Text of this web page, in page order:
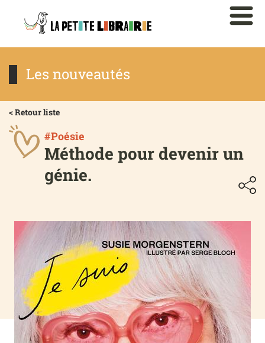
Les nouveautés
< Retour liste
#Poésie
Méthode pour devenir un
génie.